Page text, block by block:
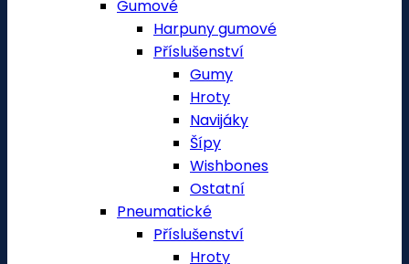
Gumové
Harpuny gumové
Příslušenství
Gumy
Hroty
Navijáky
Šípy
Wishbones
Ostatní
Pneumatické
Příslušenství
Hroty